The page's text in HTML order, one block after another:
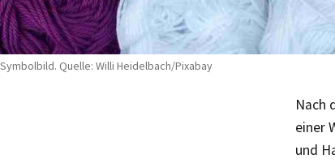
Symbolbild. Quelle: Willi Heidelbach/Pixabay
Nach
einer
und